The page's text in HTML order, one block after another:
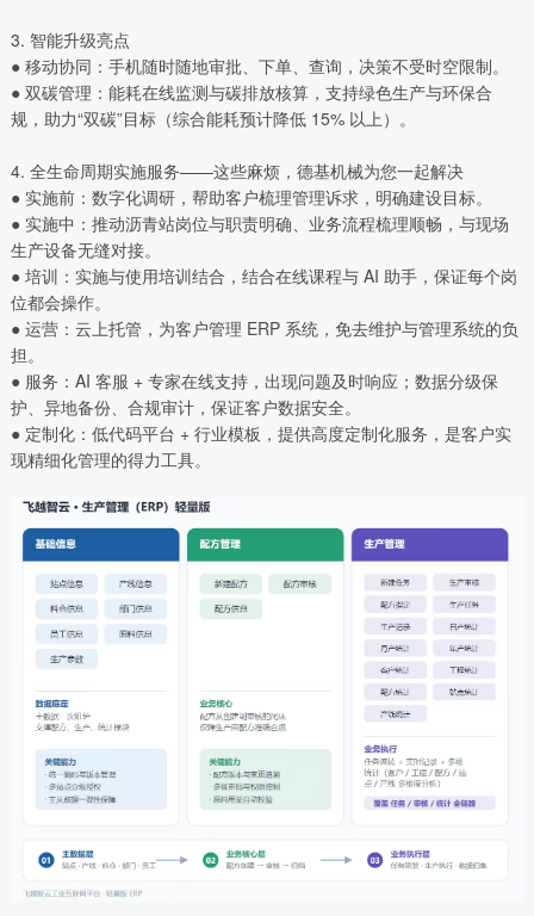
3. 智能升级亮点
● 移动协同：手机随时随地审批、下单、查询，决策不受时空限制。
● 双碳管理：能耗在线监测与碳排放核算，支持绿色生产与环保合
规，助力“双碳”目标（综合能耗预计降低 15% 以上）。
4. 全生命周期实施服务——这些麻烦，德基机械为您一起解决
● 实施前：数字化调研，帮助客户梳理管理诉求，明确建设目标。
● 实施中：推动沥青站岗位与职责明确、业务流程梳理顺畅，与现场
生产设备无缝对接。
● 培训：实施与使用培训结合，结合在线课程与 AI 助手，保证每个岗
位都会操作。
● 运营：云上托管，为客户管理 ERP 系统，免去维护与管理系统的负
担。
● 服务：AI 客服 + 专家在线支持，出现问题及时响应；数据分级保
护、异地备份、合规审计，保证客户数据安全。
● 定制化：低代码平台 + 行业模板，提供高度定制化服务，是客户实
现精细化管理的得力工具。